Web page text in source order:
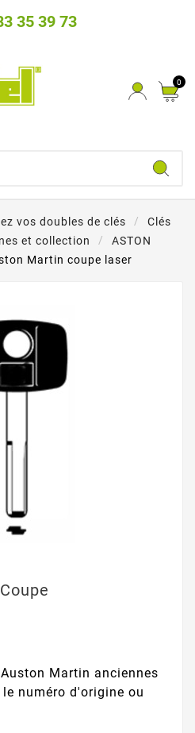
35 39 73
0
vos doubles de clés
Clés
et collection
ASTON
Martin coupe laser
Martin anciennes
numéro d'origine ou